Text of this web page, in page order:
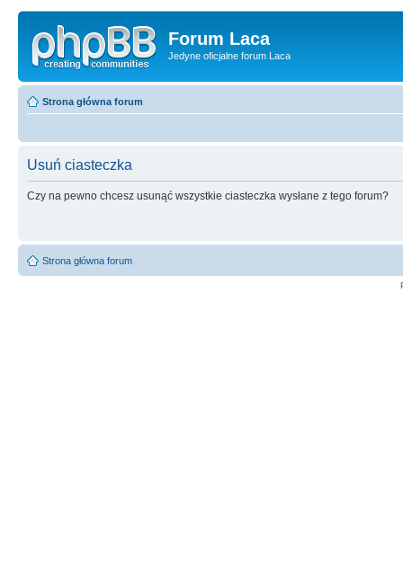
Forum Laca
Jedyne oficjalne forum Laca
Strona główna forum
Usuń ciasteczka
Czy na pewno chcesz usunąć wszystkie ciasteczka wysłane z tego forum?
Strona główna forum